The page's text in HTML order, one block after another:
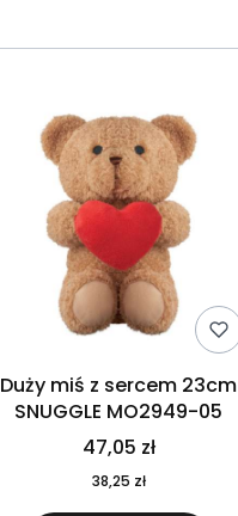
Duży miś z sercem 23cm
SNUGGLE MO2949-05
47,05 zł
38,25 zł